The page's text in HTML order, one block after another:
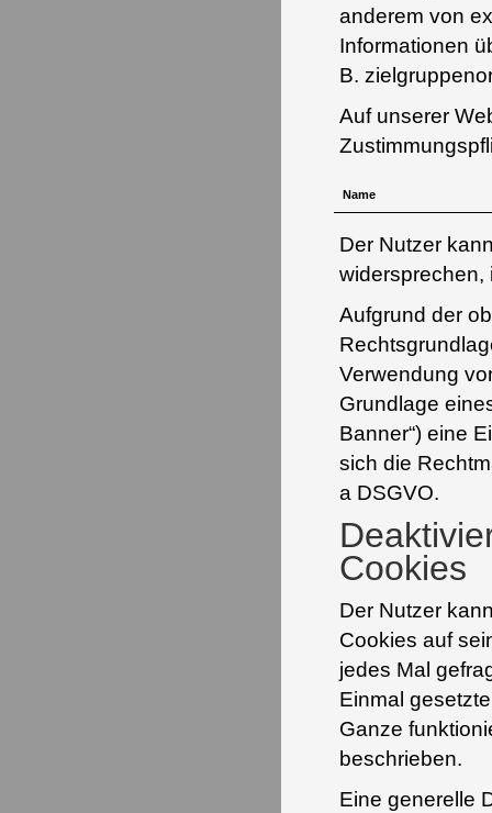
anderem von
Informationen
B.
Auf unserer
Name
Der Nutzer
Aufgrund der
Verwendung
Grundlage
Banner“) eine
sich die
a DSGVO.
Cookies
Der Nutzer
Cookies auf
jedes Mal
Einmal
Ganze
beschrieben.
Eine generelle